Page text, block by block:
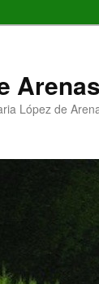
Arenas
López de